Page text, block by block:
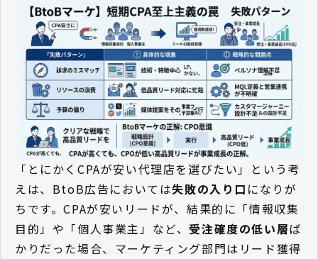
「とにかくCPAが安い代理店を選びたい」という考
えは、BtoB広告においては失敗の入り口 になりが
ちです。CPAが安いリードが、結果的に「情報収集
目的」や「個人事業主」など、 受注確度の低い層ば
かりだった場合、マーケティング部門はリード獲得